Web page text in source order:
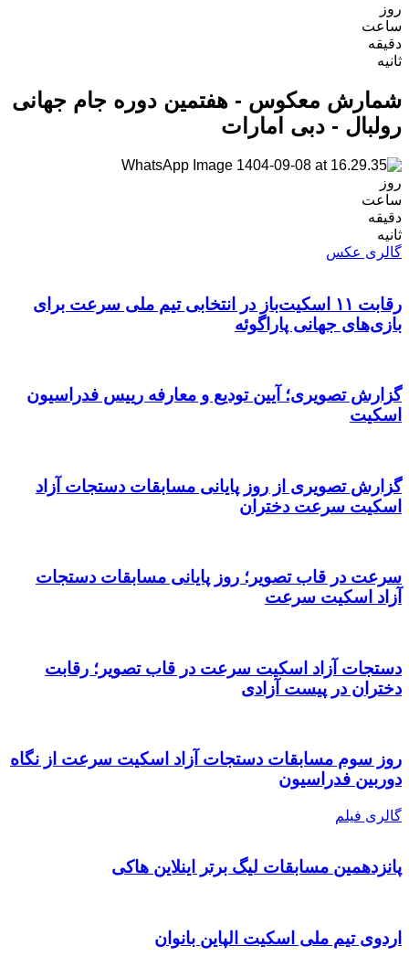
روز
ساعت‌
دقیقه
ثانیه
شمارش معکوس - هفتمین دوره جام جهانی
رولبال - دبی امارات
روز
ساعت‌
دقیقه
ثانیه
گالری عکس
رقابت ۱۱ اسکیت‌باز در انتخابی تیم ملی سرعت برای
بازی‌های جهانی پاراگوئه
گزارش تصویری؛ آیین تودیع و معارفه رییس فدراسیون
اسکیت
گزارش تصویری از روز پایانی مسابقات دستجات آزاد
اسکیت سرعت دختران
سرعت در قاب تصویر؛ روز پایانی مسابقات دستجات
آزاد اسکیت سرعت
دستجات آزاد اسکیت سرعت در قاب تصویر؛ رقابت
دختران در پیست آزادی
روز سوم مسابقات دستجات آزاد اسکیت سرعت از نگاه
دوربین فدراسیون
گالری فیلم
پانزدهمین مسابقات لیگ برتر اینلاین هاکی
اردوی تیم ملی اسکیت الپاین بانوان